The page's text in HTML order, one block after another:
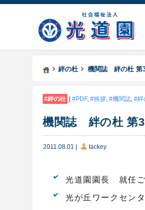
社会福祉法人 光道園
絆の杜 機関誌 絆の杜 第
絆の杜 PDF, 挨拶, 機関誌, 絆
機関誌 絆の杜 第
2011.08.01 | tackey
光道園園長 就任ご
光が丘ワークセン